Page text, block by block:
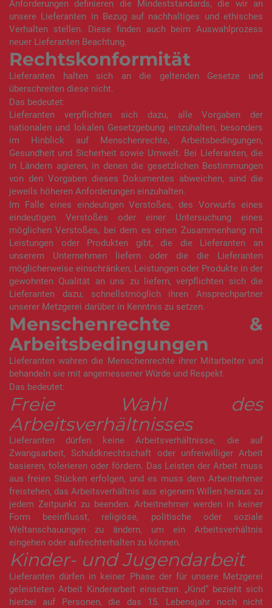
Anforderungen definieren die Mindeststandards, die wir an
unsere Lieferanten in Bezug auf nachhaltiges und ethisches
Verhalten stellen. Diese finden auch beim Auswahlprozess
neuer Lieferanten Beachtung.
Rechtskonformität
Lieferanten halten sich an die geltenden Gesetze und
überschreiten diese nicht.
Das bedeutet:
Lieferanten verpflichten sich dazu, alle Vorgaben der
nationalen und lokalen Gesetzgebung einzuhalten, besonders
im Hinblick auf Menschenrechte, Arbeitsbedingungen,
Gesundheit und Sicherheit sowie Umwelt. Bei Lieferanten, die
in Ländern agieren, in denen die gesetzlichen Bestimmungen
von den Vorgaben dieses Dokumentes abweichen, sind die
jeweils höheren Anforderungen einzuhalten.
Im Falle eines eindeutigen Verstoßes, des Vorwurfs eines
eindeutigen Verstoßes oder einer Untersuchung eines
möglichen Verstoßes, bei dem es einen Zusammenhang mit
Leistungen oder Produkten gibt, die die Lieferanten an
unserem Unternehmen liefern oder die die Lieferanten
möglicherweise einschränken, Leistungen oder Produkte in der
gewohnten Qualität an uns zu liefern, verpflichten sich die
Lieferanten dazu, schnellstmöglich ihren Ansprechpartner
unserer Metzgerei darüber in Kenntnis zu setzen.
Menschenrechte &
Arbeitsbedingungen
Lieferanten wahren die Menschenrechte ihrer Mitarbeiter und
behandeln sie mit angemessener Würde und Respekt.
Das bedeutet:
Freie Wahl des
Arbeitsverhältnisses
Lieferanten dürfen keine Arbeitsverhältnisse, die auf
Zwangsarbeit, Schuldknechtschaft oder unfreiwilliger Arbeit
basieren, tolerieren oder fördern. Das Leisten der Arbeit muss
aus freien Stücken erfolgen, und es muss dem Arbeitnehmer
freistehen, das Arbeitsverhältnis aus eigenem Willen heraus zu
jedem Zeitpunkt zu beenden. Arbeitnehmer werden in keiner
Form beeinflusst, religiöse, politische oder soziale
Weltanschauungen zu ändern, um ein Arbeitsverhältnis
eingehen oder aufrechterhalten zu können.
Kinder- und Jugendarbeit
Lieferanten dürfen in keiner Phase der für unsere Metzgerei
geleisteten Arbeit Kinderarbeit einsetzen. „Kind“ bezieht sich
hierbei auf Personen, die das 15. Lebensjahr noch nicht